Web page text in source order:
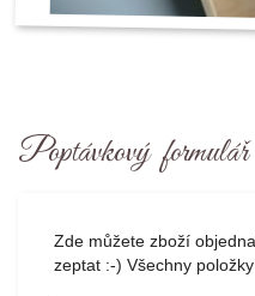
Poptávkový formulář
Zde můžete zboží
zeptat :-) Všechny